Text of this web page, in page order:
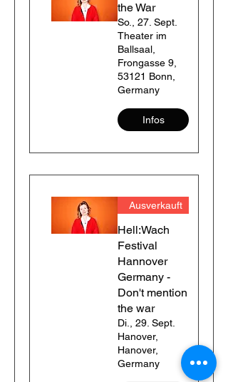
the War
So., 27. Sept.
Theater im
Ballsaal,
Frongasse 9,
53121 Bonn,
Germany
Infos
Ausverkauft
Hell:Wach
Festival
Hannover
Germany -
Don't mention
the war
Di., 29. Sept.
Hanover,
Hanover,
Germany